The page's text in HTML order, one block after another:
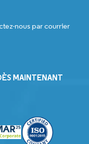
nous par courrier
MAINTENANT